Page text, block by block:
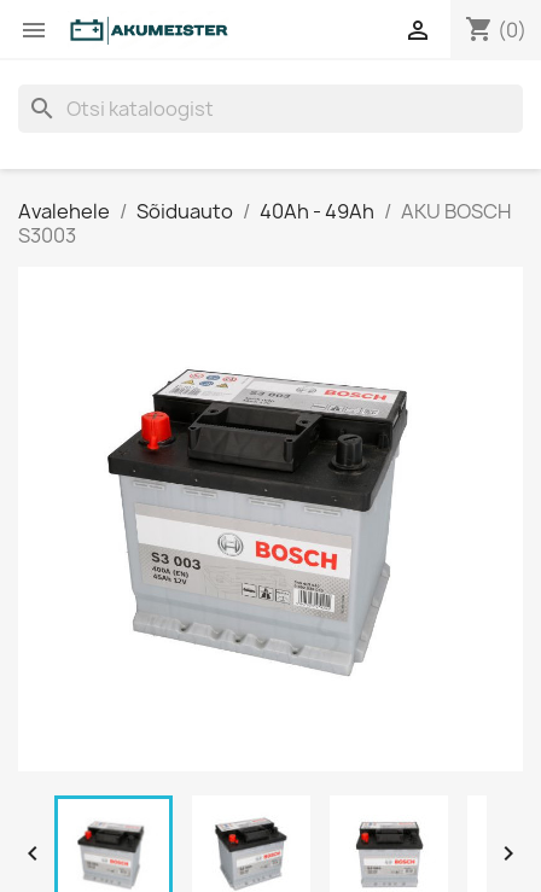
 shopping_cart (0)

search
Avalehele Sõiduauto 40Ah - 49Ah
AKU BOSCH
S3003
 